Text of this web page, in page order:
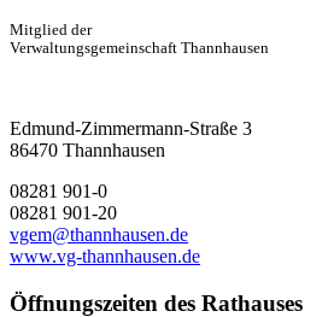
Mitglied der
Verwaltungsgemeinschaft Thannhausen
Edmund-Zimmermann-Straße 3
86470 Thannhausen
08281 901-0
08281 901-20
vgem@thannhausen.de
www.vg-thannhausen.de
Öffnungszeiten des Rathauses